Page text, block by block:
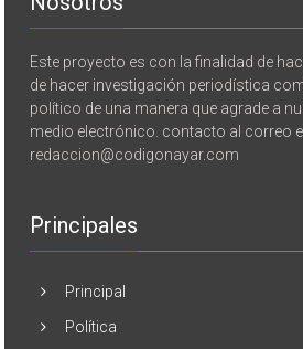
Este proyecto es con la finalidad de
de hacer investigación periodística
político de una manera que agrade a
medio electrónico. contacto al correo
redaccion@codigonayar.com
Principales
Principal
Política